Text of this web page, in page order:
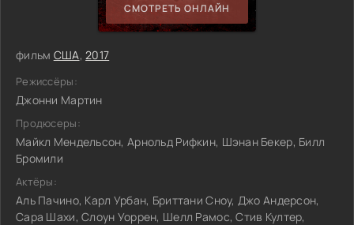
СМОТРЕТЬ ОНЛАЙН
фильм США,2017
Режиссёры:
Джонни Мартин
Продюсеры:
Майкл Мендельсон, Арнольд Рифкин, Шэнан Бекер, Билл
Бромили
Актёры:
Аль Пачино, Карл Урбан, Бриттани Сноу, Джо Андерсон,
Сара Шахи, Слоун Уоррен, Шелл Рамос, Стив Култер,